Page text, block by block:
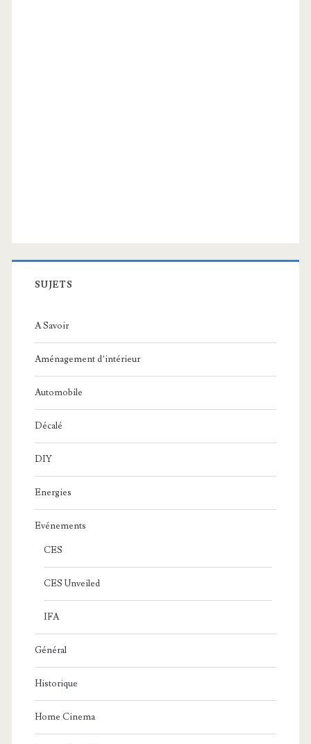
SUJETS
A Savoir
Aménagement d’intérieur
Automobile
Décalé
DIY
Energies
Evénements
CES
CES Unveiled
IFA
Général
Historique
Home Cinema